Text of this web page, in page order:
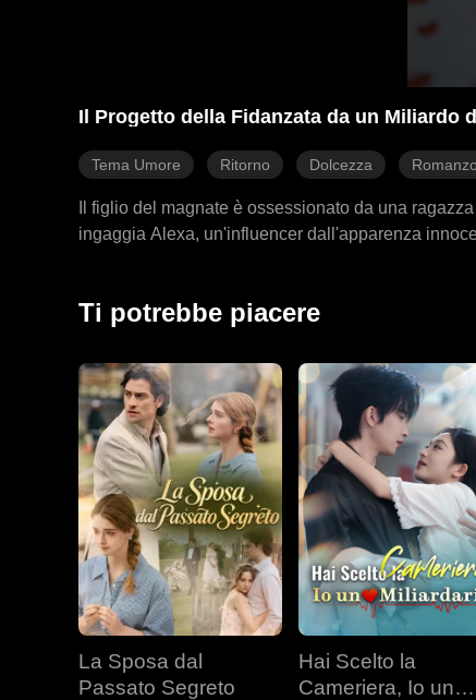
Il Progetto della Fidanzata da un Miliardo
Tema Umore Ritorno Dolcezza
Il figlio del magnate è ossessionato da una
ingaggia Alexa, un'influencer dall'apparenza
Ti potrebbe piacere
La Sposa dal
Passato Segreto
Hai Scelto la
Cameriera, Io un